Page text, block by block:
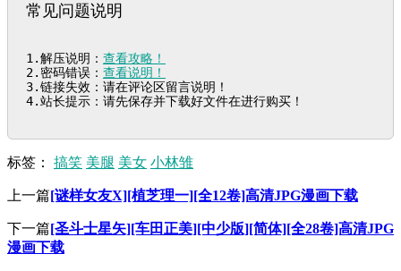
常见问题说明
1.解压说明： 查看攻略！
2.密码错误： 查看说明！
3.链接失效：请在评论区留言说明！
4.站长提示：请先保存并下载好文件在进行购买！
标签： 搞笑 美腿 美女 小林雏
上一篇[谜样女友X][植芝理一][全12卷]高清JPG漫画下载
下一篇[圣斗士星矢][车田正美][中少版][简体][全28卷]高清JPG
漫画下载